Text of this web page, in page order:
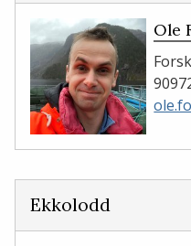
Ole
Ekkolodd